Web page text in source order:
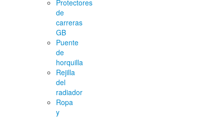
Protectores
de
carreras
GB
Puente
de
horquilla
Rejilla
del
radiador
Ropa
y